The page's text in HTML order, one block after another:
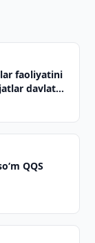
faoliyatini
davlat
QQS